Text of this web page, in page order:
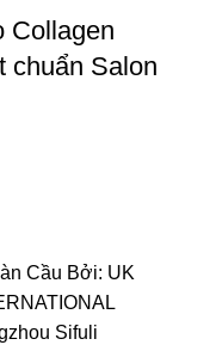
Collagen
chuẩn Salon
Cầu Bởi: UK
Sifuli